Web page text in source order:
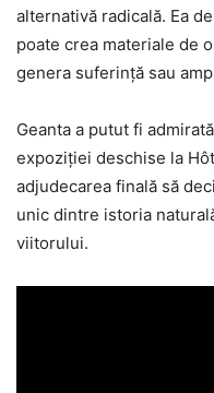
alternativă radicală. Ea
poate crea materiale de
genera suferință sau
Geanta a putut fi
expoziției deschise la
adjudecarea finală să
unic dintre istoria
viitorului.